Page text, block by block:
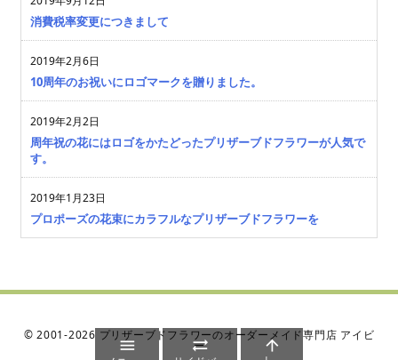
消費税率変更につきまして
2019年2月6日
10周年のお祝いにロゴマークを贈りました。
2019年2月2日
周年祝の花にはロゴをかたどったプリザーブドフラワーが人気で
す。
2019年1月23日
プロポーズの花束にカラフルなプリザーブドフラワーを
©2001-2026 プリザーブドフラワーのオーダーメイド専門店 アイビ
ー
  